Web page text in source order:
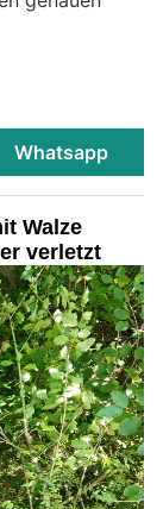
Whatsapp
Walze
verletzt